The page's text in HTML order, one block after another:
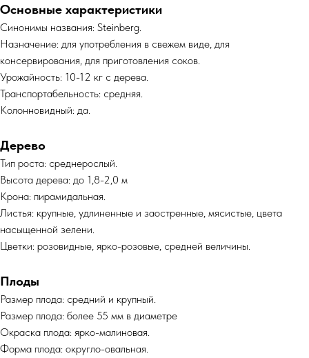
Основные характеристики
Синонимы названия: Steinberg.
Назначение: для употребления в свежем виде, для
консервирования, для приготовления соков.
Урожайность: 10-12 кг с дерева.
Транспортабельность: средняя.
Колонновидный: да.
Дерево
Тип роста: среднерослый.
Высота дерева: до 1,8-2,0 м
Крона: пирамидальная.
Листья: крупные, удлиненные и заостренные, мясистые, цвета
насыщенной зелени.
Цветки: розовидные, ярко-розовые, средней величины.
Плоды
Размер плода: средний и крупный.
Размер плода: более 55 мм в диаметре
Окраска плода: ярко-малиновая.
Форма плода: округло-овальная.